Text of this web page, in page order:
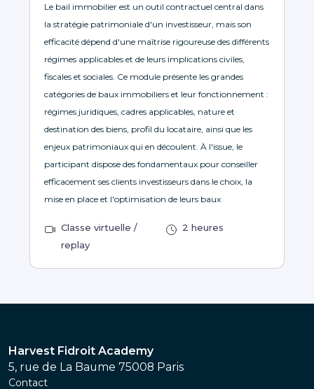
Le bail immobilier est un outil contractuel central dans
la stratégie patrimoniale d'un investisseur, mais son
efficacité dépend d'une maîtrise rigoureuse des différents
régimes applicables et de leurs implications civiles,
fiscales et sociales. Ce module présente les grandes
catégories de baux immobiliers et leur fonctionnement :
régimes juridiques, cadres applicables, nature et
destination des biens, profil du locataire, ainsi que les
enjeux patrimoniaux qui en découlent. À l'issue, le
participant dispose des fondamentaux pour conseiller
efficacement ses clients investisseurs dans le choix, la
mise en place et l'optimisation de leurs baux
Classe virtuelle /
replay
2 heures
Harvest Fidroit Academy
5, rue de La Baume 75008 Paris
Contact